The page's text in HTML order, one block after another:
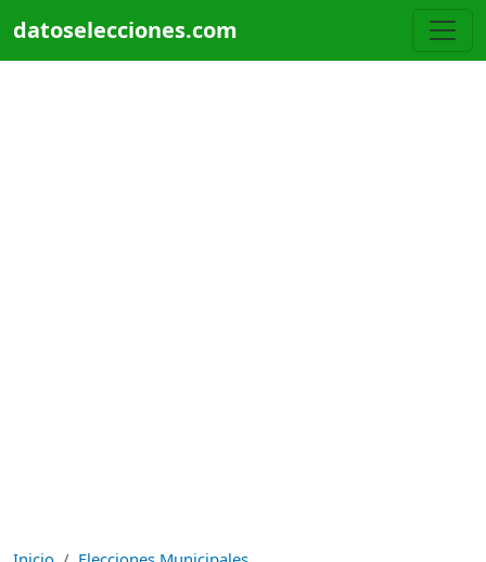
datoselecciones.com